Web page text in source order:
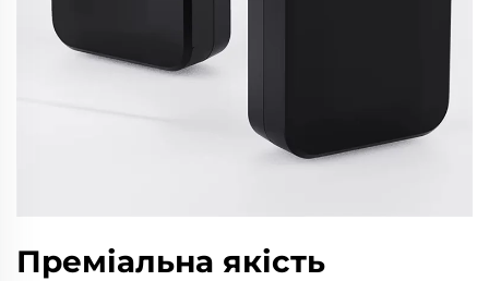
Преміальна якість